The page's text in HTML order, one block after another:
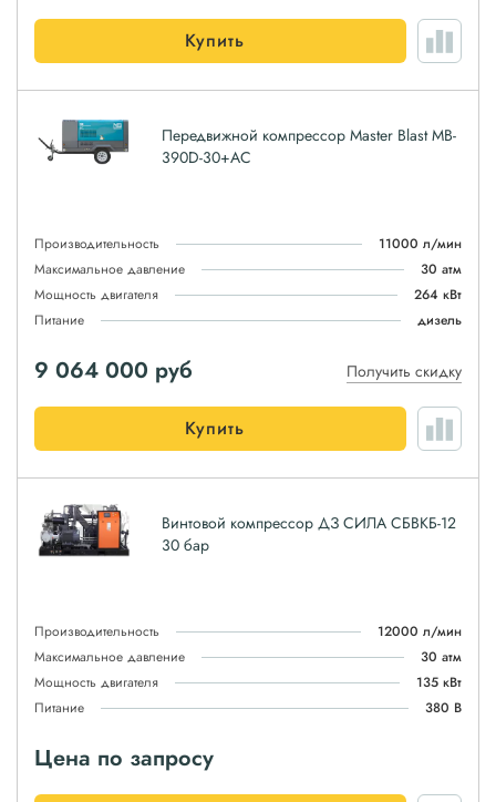
Купить
Передвижной компрессор Master Blast MB-
390D-30+AC
Производительность
11000 л/мин
Максимальное давление
30 атм
Мощность двигателя
264 кВт
Питание
дизель
9 064 000 руб Получить скидку
Купить
Винтовой компрессор ДЗ СИЛА СБВКБ-12
30 бар
Производительность
12000 л/мин
Максимальное давление
30 атм
Мощность двигателя
135 кВт
Питание
380 В
Цена по запросу